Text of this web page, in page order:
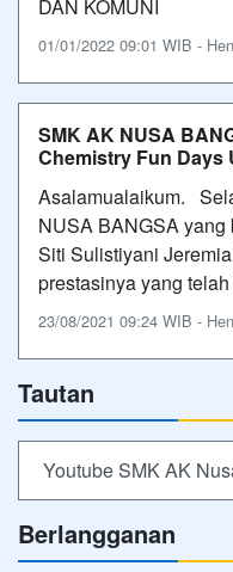
DAN KOMUNI
01/01/2022 09:01 WIB -
SMK AK NUSA
Chemistry Fun Days
Asalamualaikum.
NUSA BANGSA
Siti Sulistiyani
prestasinya yang
23/08/2021 09:24 WIB -
Tautan
Youtube SMK AK
Berlangganan